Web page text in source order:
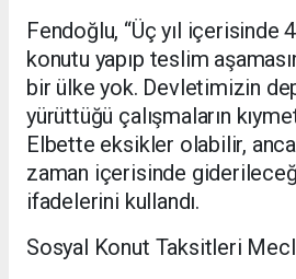
Fendoğlu, “Üç yıl içerisinde
konutu yapıp teslim
bir ülke yok. Devletimizin
yürüttüğü çalışmaların
Elbette eksikler olabilir,
zaman içerisinde
ifadelerini kullandı.
Sosyal Konut Taksitleri